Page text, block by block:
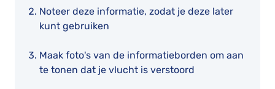
Noteer deze informatie, zodat je deze later
kunt gebruiken
Maak foto's van de informatieborden om aan
te tonen dat je vlucht is verstoord